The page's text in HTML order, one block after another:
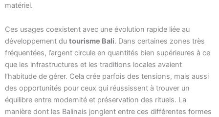
matériel.
Ces usages coexistent avec une évolution rapide liée au
développement du tourisme Bali. Dans certaines zones très
fréquentées, l’argent circule en quantités bien supérieures à ce
que les infrastructures et les traditions locales avaient
l’habitude de gérer. Cela crée parfois des tensions, mais aussi
des opportunités pour ceux qui réussissent à trouver un
équilibre entre modernité et préservation des rituels. La
manière dont les Balinais jonglent entre ces différentes formes